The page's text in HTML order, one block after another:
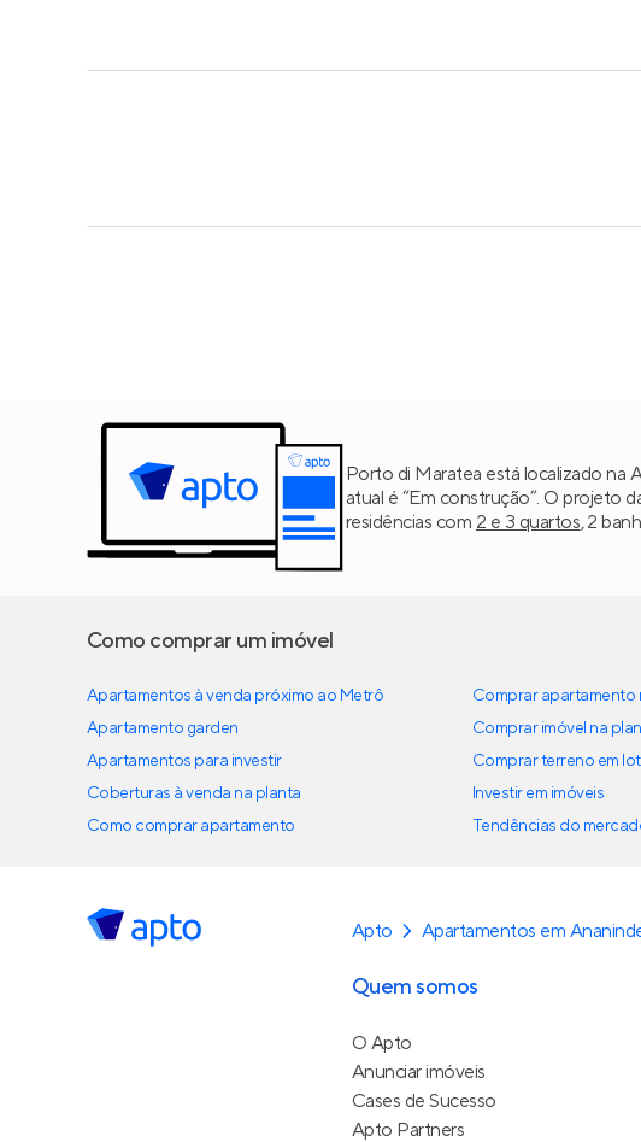
Porto di Maratea está localizado na
atual é “Em construção”. O projeto
residências com 2 e 3 quartos, 2
Como comprar um imóvel
Apartamentos à venda próximo ao Metrô
Apartamento garden
Apartamentos para investir
Coberturas à venda na planta
Como comprar apartamento
Comprar apartamento
Comprar imóvel na
Comprar terreno em
Investir em imóveis
Tendências do
Apto Apartamentos em
Quem somos
O Apto
Anunciar imóveis
Cases de Sucesso
Apto Partners